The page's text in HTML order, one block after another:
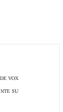
VOX
SU